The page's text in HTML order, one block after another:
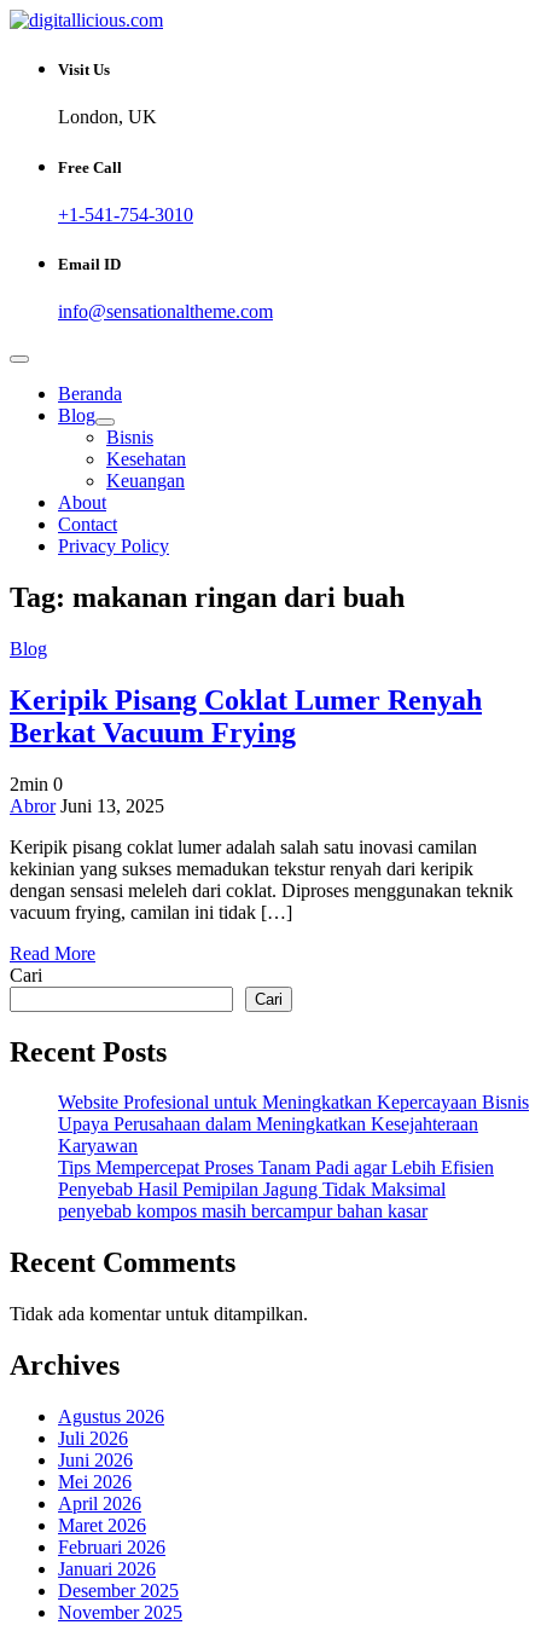
Skip
content
digitallicious.com
Sharing Digital Information
Visit Us
London, UK
Free Call
+1-541-754-3010
Email ID
info@sensationaltheme.com
Beranda
Blog
Bisnis
Kesehatan
Keuangan
About
Contact
Privacy Policy
Tag: makanan ringan dari buah
Blog
Keripik Pisang Coklat Lumer Renyah
Berkat Vacuum Frying
2min 0
on
Pisang
Coklat
Lumer
Renyah
Vacuum
Frying
Abror Juni 13, 2025
Keripik pisang coklat lumer adalah salah satu inovasi camilan
kekinian yang sukses memadukan tekstur renyah dari keripik
dengan sensasi meleleh dari coklat. Diproses menggunakan teknik
vacuum frying, camilan ini tidak […]
Read More
Cari
Cari
Recent Posts
Website Profesional untuk Meningkatkan Kepercayaan Bisnis
Upaya Perusahaan dalam Meningkatkan Kesejahteraan
Karyawan
Tips Mempercepat Proses Tanam Padi agar Lebih Efisien
Penyebab Hasil Pemipilan Jagung Tidak Maksimal
penyebab kompos masih bercampur bahan kasar
Recent Comments
Tidak ada komentar untuk ditampilkan.
Archives
Agustus 2026
Juli 2026
Juni 2026
Mei 2026
April 2026
Maret 2026
Februari 2026
Januari 2026
Desember 2025
November 2025